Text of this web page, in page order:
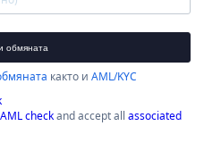
обмяната
както и AML/KYC
AML checkand accept all associated